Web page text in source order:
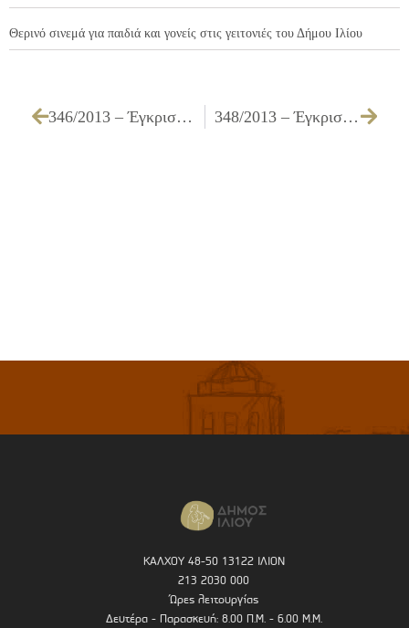
Θερινό σινεμά για παιδιά και γονείς στις γειτονιές του Δήμου Ιλίου
346/2013 – Έγκριση πίστωσης ποσού 1.859,44 € για καταβολή εφάπαξ αποζημίωσης λόγω συνταξιοδότησης τέως υπαλλήλου του Δήμου Ιλίου 348/2013 – Έγκριση πρακτικού δημοπρασίας του διαγωνισμού για την «Προμήθεια ειδών τροφίμων για την λειτουργία του Κοινωνικού Παντοπωλείου του Δήμου Ιλίου για τα είδη Α’ ομάδας (έλαια) και Γ’ ομάδας (είδη κρεοπωλείου)»
ΚΑΛΧΟΥ 48-50 13122 ΙΛΙΟΝ
213 2030 000
Ώρες λειτουργίας
Δευτέρα - Παρασκευή: 8.00 Π.Μ. - 6.00 Μ.Μ.